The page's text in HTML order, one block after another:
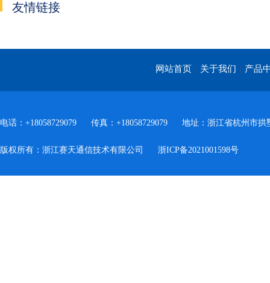
友情链接
网站首页 关于我们 产品
电话：+18058729079 传真：+18058729079 地址：浙江省杭州市拱
版权所有：浙江赛天通信技术有限公司 浙ICP备2021001598号